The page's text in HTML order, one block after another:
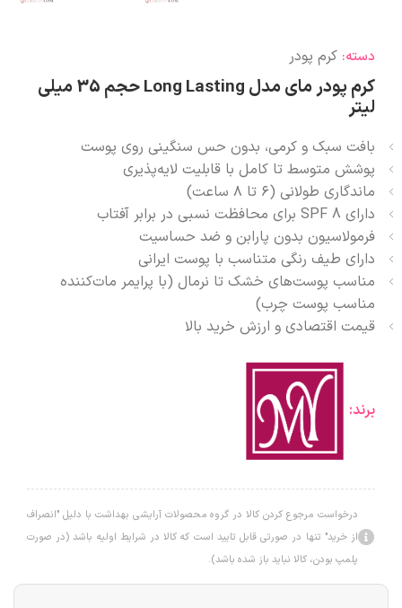
دسته: کرم پودر
کرم پودر مای مدل Long Lasting حجم 35 میلی
لیتر
بافت سبک و کرمی، بدون حس سنگینی روی پوست
پوشش متوسط تا کامل با قابلیت لایه‌پذیری
ماندگاری طولانی (۶ تا ۸ ساعت)
دارای SPF 8 برای محافظت نسبی در برابر آفتاب
فرمولاسیون بدون پارابن و ضد حساسیت
دارای طیف رنگی متناسب با پوست ایرانی
مناسب پوست‌های خشک تا نرمال (با پرایمر مات‌کننده
مناسب پوست چرب)
قیمت اقتصادی و ارزش خرید بالا
برند:
درخواست مرجوع کردن کالا در گروه محصولات آرایشی بهداشت با دلیل "انصراف
از خرید" تنها در صورتی قابل تایید است که کالا در شرایط اولیه باشد (در صورت
پلمپ بودن، کالا نباید باز شده باشد).